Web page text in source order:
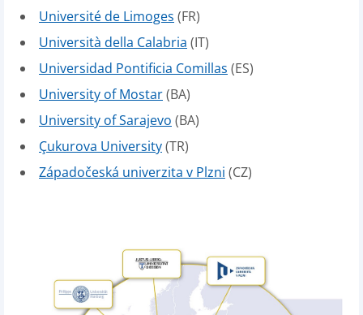
Université de Limoges (FR)
Università della Calabria (IT)
Universidad Pontificia Comillas (ES)
University of Mostar(BA)
University of Sarajevo (BA)
Çukurova University(TR)
Západočeská univerzita v Plzni (CZ)